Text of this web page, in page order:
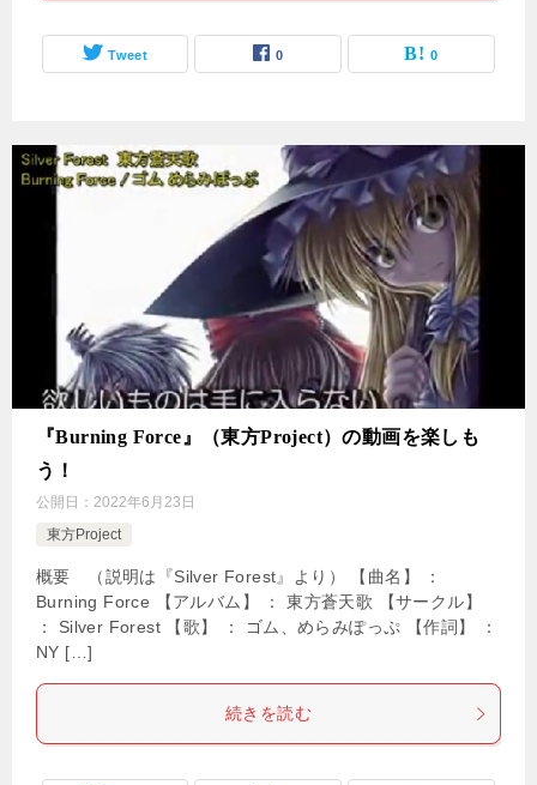
Tweet 0 0
『Burning Force』（東方Project）の動画を楽しも
う！
公開日： 2022年6月23日
東方Project
概要 （説明は『Silver Forest』より） 【曲名】 ：
Burning Force 【アルバム】 ： 東方蒼天歌 【サークル】
： Silver Forest 【歌】 ： ゴム、めらみぽっぷ 【作詞】 ：
NY […]
続きを読む